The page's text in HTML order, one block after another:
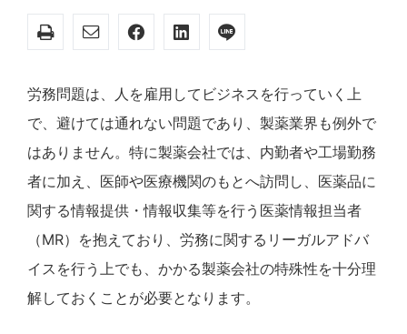
労務問題は、人を雇用してビジネスを行っていく上
で、避けては通れない問題であり、製薬業界も例外で
はありません。特に製薬会社では、内勤者や工場勤務
者に加え、医師や医療機関のもとへ訪問し、医薬品に
関する情報提供・情報収集等を行う医薬情報担当者
（MR）を抱えており、労務に関するリーガルアドバ
イスを行う上でも、かかる製薬会社の特殊性を十分理
解しておくことが必要となります。